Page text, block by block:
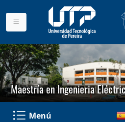
Maestría en Ingenieria
Menú